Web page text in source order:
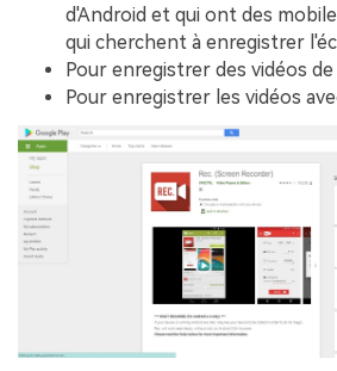
d'Android et qui ont des
qui cherchent à enregistrer
Pour enregistrer des vidéos
Pour enregistrer les vidéos